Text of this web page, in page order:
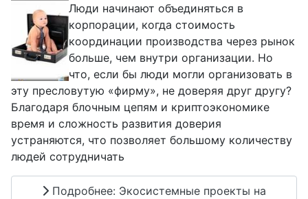
Люди начинают объединяться в
корпорации, когда стоимость
координации производства через рынок
больше, чем внутри организации. Но
что, если бы люди могли организовать в
эту пресловутую «фирму», не доверяя друг другу?
Благодаря блочным цепям и криптоэкономике
время и сложность развития доверия
устраняются, что позволяет большому количеству
людей сотрудничать
Подробнее: Экосистемные проекты на